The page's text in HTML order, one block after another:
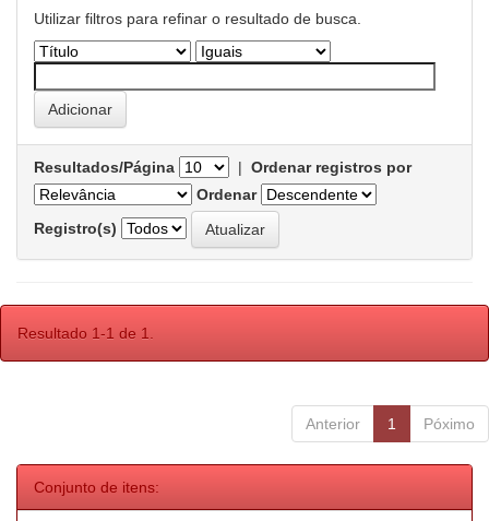
Utilizar filtros para refinar o resultado de busca.
Resultados/Página | Ordenar registros por
Ordenar
Registro(s)
Resultado 1-1 de 1.
Anterior 1 Póximo
Conjunto de itens: